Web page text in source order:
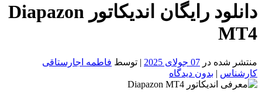
دانلود رایگان اندیکاتور Diapazon
MT4
منتشر شده در 07 جولای 2025 | توسط فاطمه اجارستاقی
کارشناس | بدون دیدگاه